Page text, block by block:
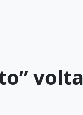
volta